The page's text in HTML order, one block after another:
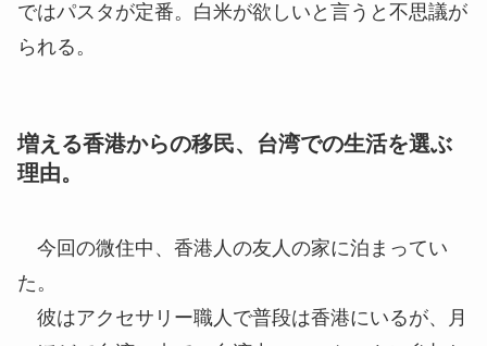
ではパスタが定番。白米が欲しいと言うと不思議が
られる。
増える香港からの移民、台湾での生活を選ぶ
理由。
今回の微住中、香港人の友人の家に泊まってい
た。
彼はアクセサリー職人で普段は香港にいるが、月